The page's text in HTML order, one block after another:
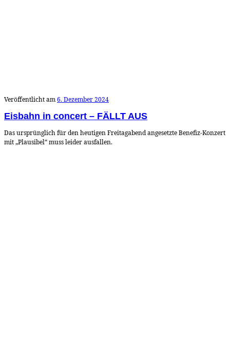
Veröffentlicht am6. Dezember 2024
Eisbahn in concert – FÄLLT AUS
Das ursprünglich für den heutigen Freitagabend angesetzte Benefiz-Konzert
mit „Plausibel“ muss leider ausfallen.